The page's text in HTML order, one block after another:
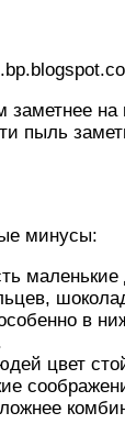
заметнее
пыль
минусы:
маленькие
в
цвет